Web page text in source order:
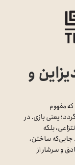
و
مفهوم
یعنی بازی. در
بلکه
جایی‌که ساختن،
و سرشار از